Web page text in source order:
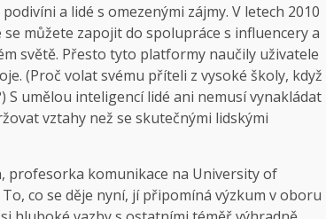
a lidé s omezenými zájmy. V letech 2010
můžete zapojit do spolupráce s influencery a
světě. Přesto tyto platformy naučily uživatele
(Proč volat svému příteli z vysoké školy, když
umělou inteligencí lidé ani nemusí vynakládat
vztahy než se skutečnými lidskými
profesorka komunikace na University of
co se děje nyní, jí připomíná výzkum v oboru